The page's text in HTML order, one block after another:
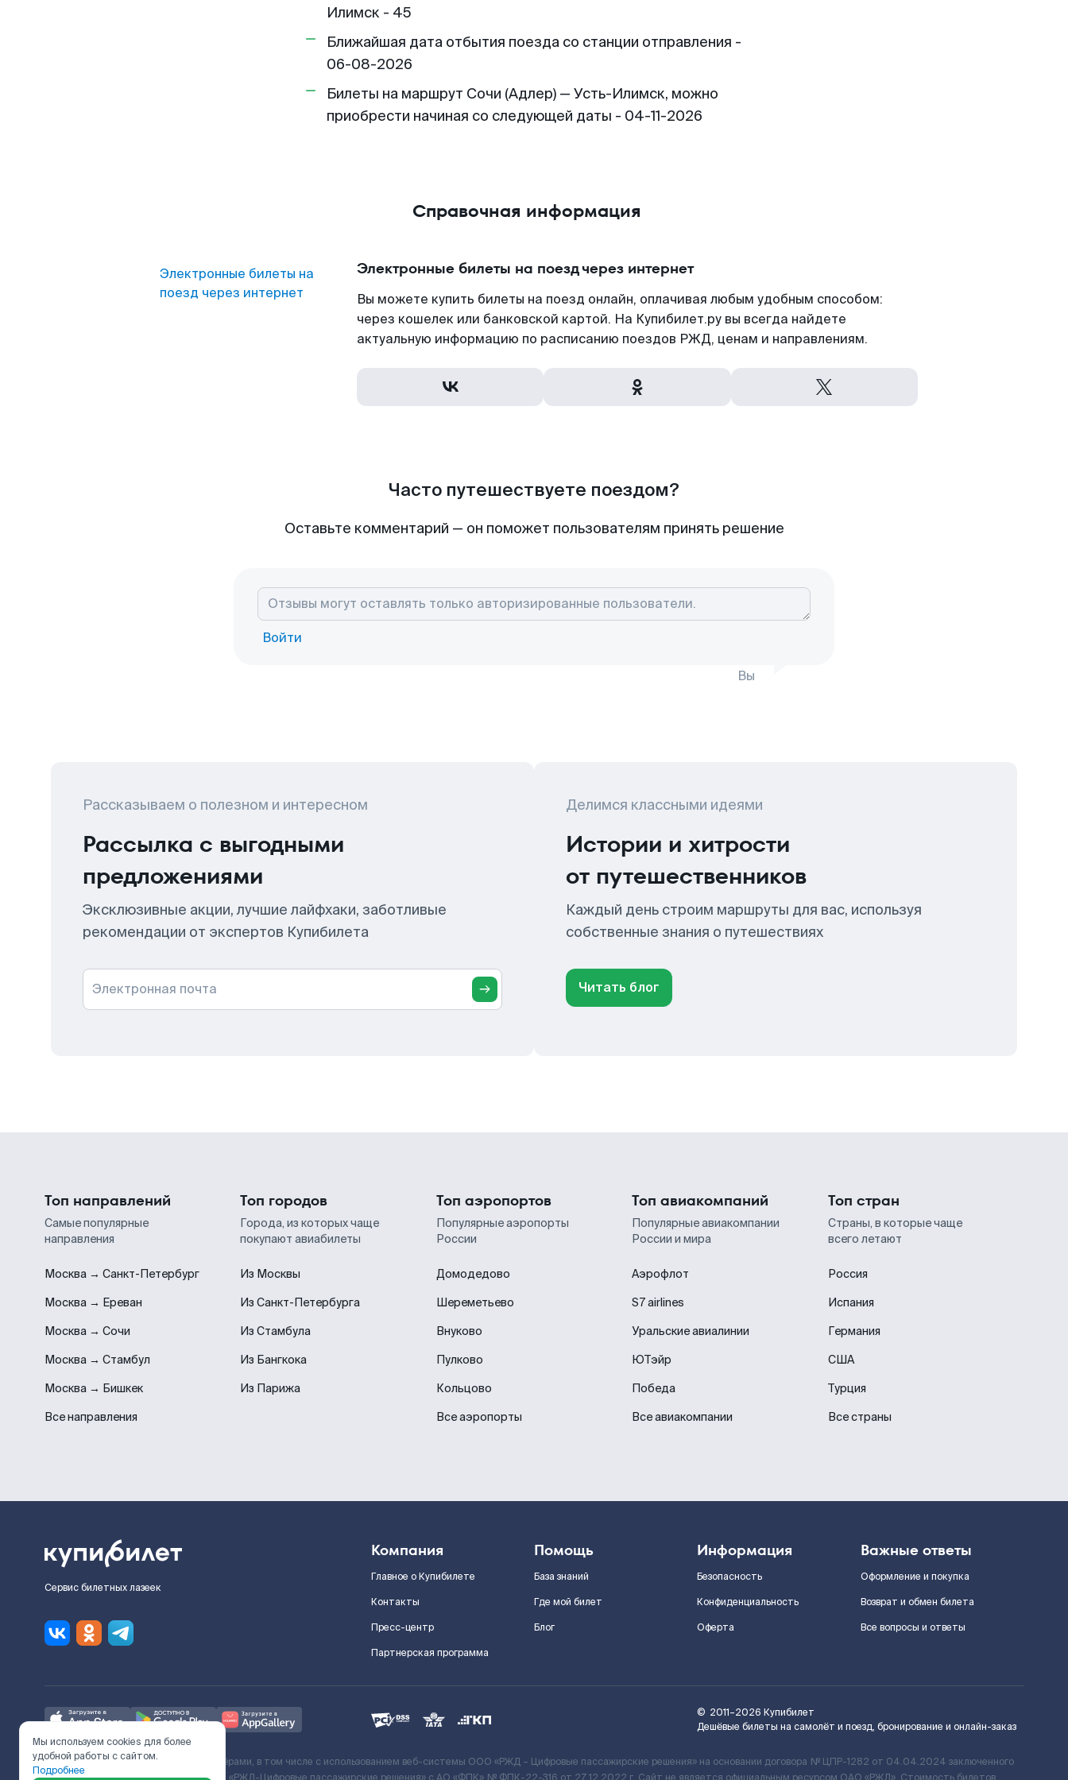
Илимск - 45
Ближайшая дата отбытия поезда со станции отправления -
06-08-2026
Билеты на маршрут Сочи (Адлер) — Усть-Илимск, можно
приобрести начиная со следующей даты - 04-11-2026
Справочная информация
Электронные билеты на
поезд через интернет
Электронные билеты на поезд через интернет
Вы можете купить билеты на поезд онлайн, оплачивая любым удобным способом:
через кошелек или банковской картой. На Купибилет.ру вы всегда найдете
актуальную информацию по расписанию поездов РЖД, ценам и направлениям.
Часто путешествуете поездом?
Оставьте комментарий — он поможет пользователям принять решение
Войти
Вы
Рассказываем о полезном и интересном
Рассылка с выгодными
предложениями
Эксклюзивные акции, лучшие лайфхаки, заботливые
рекомендации от экспертов Купибилета
Электронная почта
Делимся классными идеями
Истории и хитрости
от путешественников
Каждый день строим маршруты для вас, используя
собственные знания о путешествиях
Читать блог
Топ направлений
Самые популярные
направления
Москва → Санкт-Петербург
Москва → Ереван
Москва → Сочи
Москва → Стамбул
Москва → Бишкек
Все направления
Топ городов
Города, из которых чаще
покупают авиабилеты
Из Москвы
Из Санкт-Петербурга
Из Стамбула
Из Бангкока
Из Парижа
Топ аэропортов
Популярные аэропорты
России
Домодедово
Шереметьево
Внуково
Пулково
Кольцово
Все аэропорты
Топ авиакомпаний
Популярные авиакомпании
России и мира
Аэрофлот
S7 airlines
Уральские авиалинии
ЮТэйр
Победа
Все авиакомпании
Топ стран
Страны, в которые чаще
всего летают
Россия
Испания
Германия
США
Турция
Все страны
Сервис билетных лазеек
Компания
Главное о Купибилете
Контакты
Пресс-центр
Партнерская программа
Помощь
База знаний
Где мой билет
Блог
Информация
Безопасность
Конфиденциальность
Оферта
Важные ответы
Оформление и покупка
Возврат и обмен билета
Все вопросы и ответы
© 2011–2026 Купибилет
Дешёвые билеты на самолёт и поезд, бронирование и онлайн-заказ
Ж/Д билеты предоставляются партнёрами, в том числе с использованием веб-системы ООО «РЖД – Цифровые пассажирские решения» на основании договора № ЦПР-1282 от 04.04.2024 заключенного
Мы используем cookies для более
удобной работы с сайтом.
Подробнее